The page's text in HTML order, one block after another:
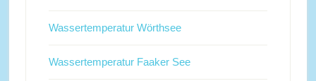
Wassertemperatur Wörthsee
Wassertemperatur Faaker See